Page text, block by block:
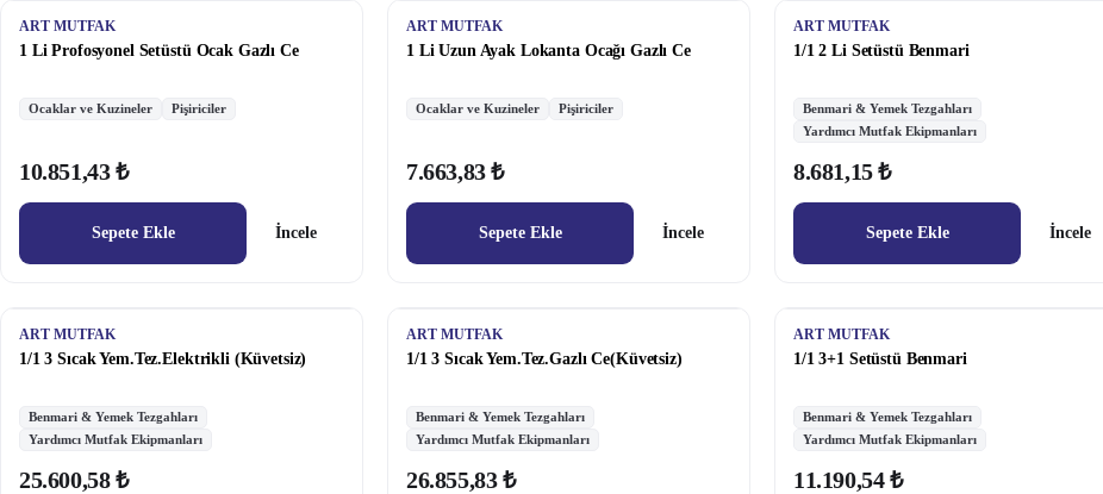
ART MUTFAK
1 Li Profosyonel Setüstü Ocak Gazlı Ce
Ocaklar ve Kuzineler Pişiriciler
10.851,43 ₺
Sepete Ekle İncele
ART MUTFAK
1 Li Uzun Ayak Lokanta Ocağı Gazlı Ce
Ocaklar ve Kuzineler Pişiriciler
7.663,83 ₺
Sepete Ekle İncele
ART MUTFAK
1/1 2 Li Setüstü Benmari
Benmari & Yemek Tezgahları
Yardımcı Mutfak Ekipmanları
8.681,15 ₺
Sepete Ekle İncele
ART MUTFAK
1/1 3 Sıcak Yem.Tez.Elektrikli (Küvetsiz)
Benmari & Yemek Tezgahları
Yardımcı Mutfak Ekipmanları
25.600,58 ₺
ART MUTFAK
1/1 3 Sıcak Yem.Tez.Gazlı Ce(Küvetsiz)
Benmari & Yemek Tezgahları
Yardımcı Mutfak Ekipmanları
26.855,83 ₺
ART MUTFAK
1/1 3+1 Setüstü Benmari
Benmari & Yemek Tezgahları
Yardımcı Mutfak Ekipmanları
11.190,54 ₺